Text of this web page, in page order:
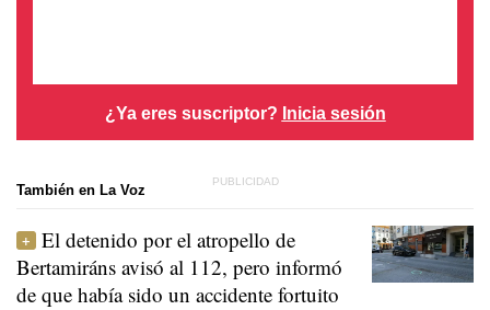
¿Ya eres suscriptor? Inicia sesión
También en La Voz
El detenido por el atropello de
Bertamiráns avisó al 112, pero informó
de que había sido un accidente fortuito